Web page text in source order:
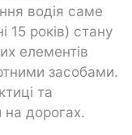
водія саме
15 років) стану
елементів
засобами.
та
дорогах.